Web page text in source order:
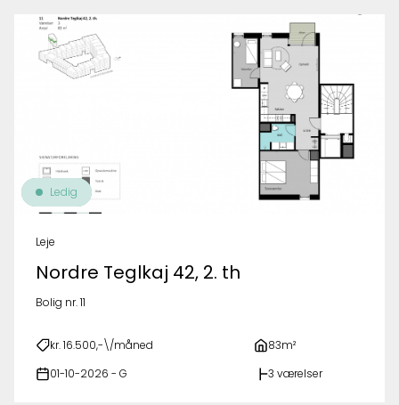
Ledig
Leje
Nordre Teglkaj 42, 2. th
Bolig nr. 11
kr. 16.500,-\/måned 83m²
01-10-2026 - G 3 værelser